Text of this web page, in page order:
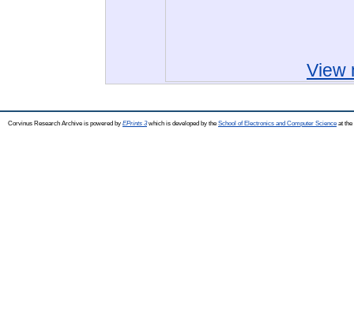
View
Corvinus Research Archive is powered by EPrints 3which is developed by the School of Electronics and Computer Science at